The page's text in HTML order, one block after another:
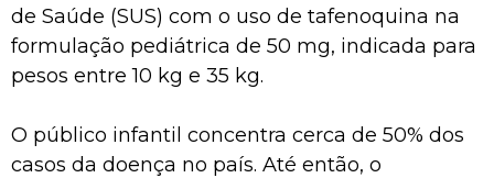
de Saúde (SUS) com o uso de tafenoquina na
formulação pediátrica de 50 mg, indicada para
pesos entre 10 kg e 35 kg.
O público infantil concentra cerca de 50% dos
casos da doença no país. Até então, o